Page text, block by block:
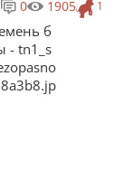
1
0 1905